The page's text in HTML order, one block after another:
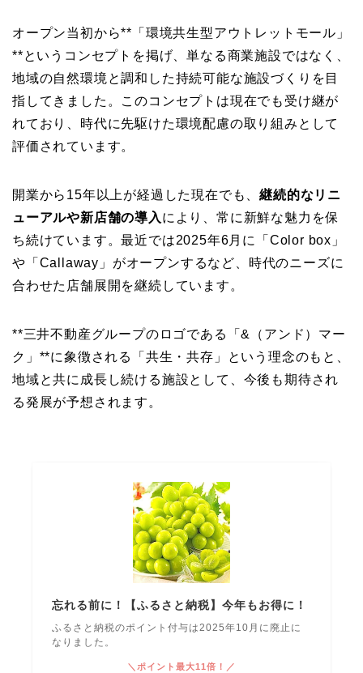
オープン当初から**「環境共生型アウトレットモール」
**というコンセプトを掲げ、単なる商業施設ではなく、
地域の自然環境と調和した持続可能な施設づくりを目
指してきました。このコンセプトは現在でも受け継が
れており、時代に先駆けた環境配慮の取り組みとして
評価されています。
開業から15年以上が経過した現在でも、継続的なリニ
ューアルや新店舗の導入 により、常に新鮮な魅力を保
ち続けています。最近では2025年6月に「Color box」
や「Callaway」がオープンするなど、時代のニーズに
合わせた店舗展開を継続しています。
**三井不動産グループのロゴである「&（アンド）マー
ク」**に象徴される「共生・共存」という理念のもと、
地域と共に成長し続ける施設として、今後も期待され
る発展が予想されます。
忘れる前に！【ふるさと納税】今年もお得に！
ふるさと納税のポイント付与は2025年10月に廃止に
なりました。
＼ポイント最大11倍！／